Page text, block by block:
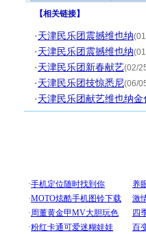
【相关链接】
·天津民乐团震撼维也纳
·天津民乐团震撼维也纳
·天津民乐团新春献艺(02/
·天津民乐团技惊悉尼(06/
·天津民乐团献艺维也纳金